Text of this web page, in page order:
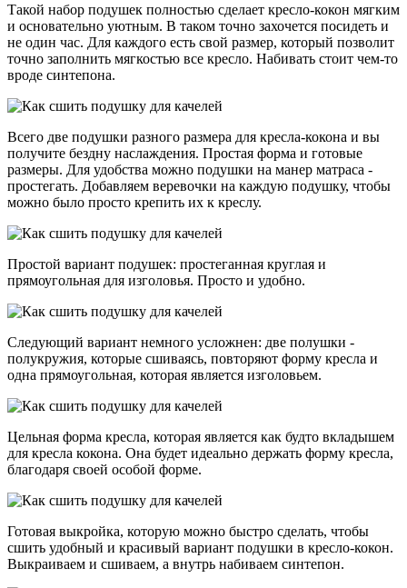
Такой набор подушек полностью сделает кресло-кокон мягким
и основательно уютным. В таком точно захочется посидеть и
не один час. Для каждого есть свой размер, который позволит
точно заполнить мягкостью все кресло. Набивать стоит чем-то
вроде синтепона.
Всего две подушки разного размера для кресла-кокона и вы
получите бездну наслаждения. Простая форма и готовые
размеры. Для удобства можно подушки на манер матраса -
простегать. Добавляем веревочки на каждую подушку, чтобы
можно было просто крепить их к креслу.
Простой вариант подушек: простеганная круглая и
прямоугольная для изголовья. Просто и удобно.
Следующий вариант немного усложнен: две полушки -
полукружия, которые сшиваясь, повторяют форму кресла и
одна прямоугольная, которая является изголовьем.
Цельная форма кресла, которая является как будто вкладышем
для кресла кокона. Она будет идеально держать форму кресла,
благодаря своей особой форме.
Готовая выкройка, которую можно быстро сделать, чтобы
сшить удобный и красивый вариант подушки в кресло-кокон.
Выкраиваем и сшиваем, а внутрь набиваем синтепон.